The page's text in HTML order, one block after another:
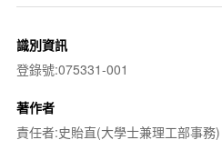
識別資訊
登錄號:075331-001
著作者
責任者:史貽直(大學士兼理工部事務)